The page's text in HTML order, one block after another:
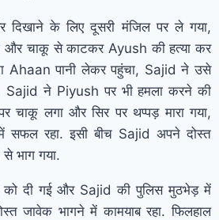
दिखाने के लिए दूसरी मंजिल पर ले गया,
और चाकू से काटकर Ayush की हत्या कर
Ahaan पानी लेकर पहुंचा, Sajid ने उसे
Sajid ने Piyush पर भी हमला करने की
लगा और सिर पर थप्पड़ मारा गया,
सफल रहा. इसी बीच Sajid अपने दोस्त
भाग गया.
को दी गई और Sajid की पुलिस मुठभेड़ में
जावेक भागने में कामयाब रहा. फिलहाल